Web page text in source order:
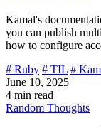
Kamal's
you can publish
how to configure
# Ruby # TIL #
June 10, 2025
4 min read
Random Thoughts